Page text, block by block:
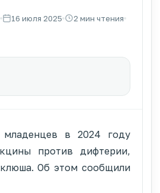
16 июля 2025 2 мин чтения
в 2024 году
против дифтерии,
Об этом сообщили